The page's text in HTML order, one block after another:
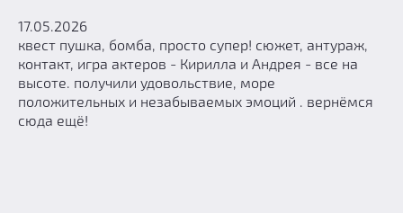
17.05.2026
квест пушка, бомба, просто супер! сюжет, антураж,
контакт, игра актеров - Кирилла и Андрея - все на
высоте. получили удовольствие, море
положительных и незабываемых эмоций . вернёмся
сюда ещё!